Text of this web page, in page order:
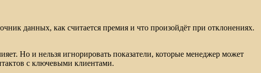
данных, как считается премия и что произойдёт при отклонениях.
Но и нельзя игнорировать показатели, которые менеджер может
с ключевыми клиентами.